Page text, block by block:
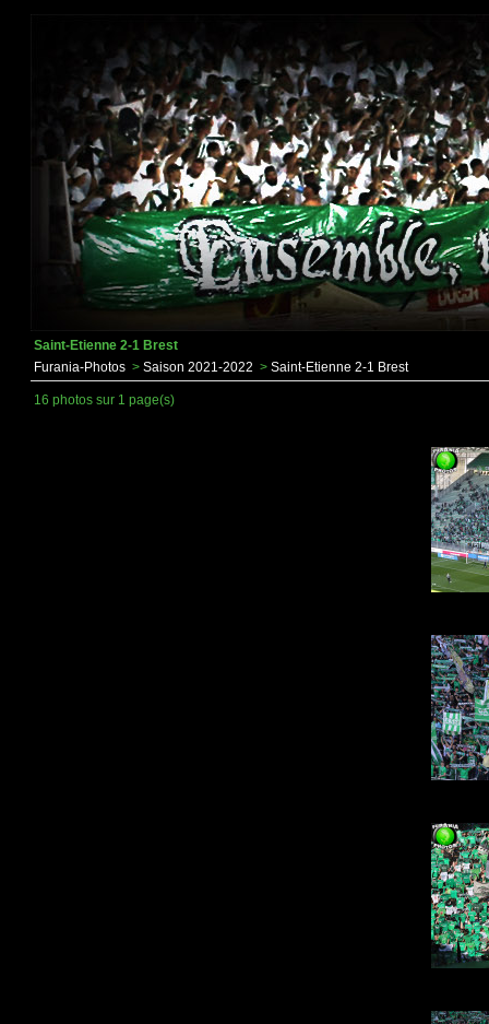
Saint-Etienne 2-1 Brest
Furania-Photos > Saison 2021-2022 > Saint-Etienne 2-1 Brest
16 photos sur 1 page(s)